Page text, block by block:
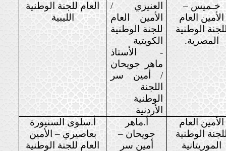
العام للجنة الوطنية
الليبية
العنيزي /
الأمين العام
للجنة الوطنية
الكويتية
- الأستاذ
ماهر جويحان
/ أمين سر
اللجنة
الوطنية
الأردنية
خـميس –
الأمين العام
الوطنية
المصرية.
أ.سلوى السنيورة
بعاصيري – الأمين
العام للجنة الوطنية
أ.ماهر
جويحان –
أمين سر
الأمين العام
الوطنية
الموريتانية